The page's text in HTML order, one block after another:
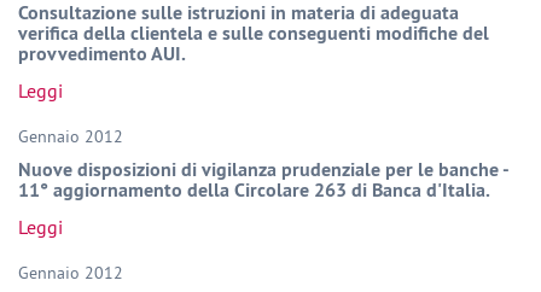
Consultazione sulle istruzioni in materia di adeguata
verifica della clientela e sulle conseguenti modifiche del
provvedimento AUI.
Leggi
Gennaio 2012
Nuove disposizioni di vigilanza prudenziale per le banche -
11° aggiornamento della Circolare 263 di Banca d'Italia.
Leggi
Gennaio 2012